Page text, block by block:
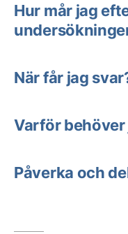
Hur mår jag
När får jag
Varför
Påverka och